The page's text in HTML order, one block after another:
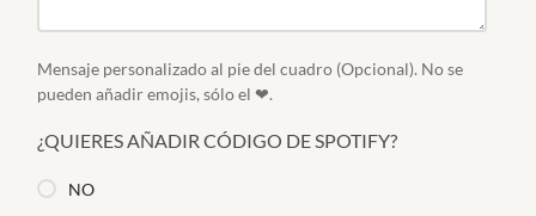
Mensaje personalizado al pie del cuadro (Opcional). No se
pueden añadir emojis, sólo el ❤.
¿QUIERES AÑADIR CÓDIGO DE SPOTIFY?
NO